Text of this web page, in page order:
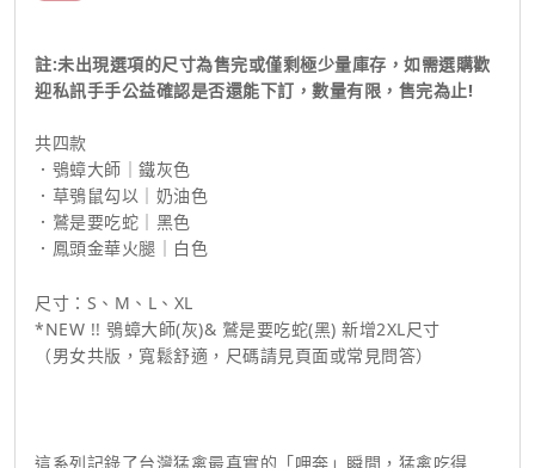
註:未出現選項的尺寸為售完或僅剩極少量庫存，如需選購歡
迎私訊手手公益確認是否還能下訂，數量有限，售完為止!
共四款
．鴞蟑大師｜鐵灰色
．草鴞鼠勾以｜奶油色
．鷲是要吃蛇｜黑色
．鳳頭金華火腿｜白色
尺寸：S、M、L、XL
*NEW !! 鴞蟑大師(灰)& 鷲是要吃蛇(黑) 新增2XL尺寸
（男女共版，寬鬆舒適，尺碼請見頁面或常見問答）
這系列記錄了台灣猛禽最真實的「呷奔」瞬間，猛禽吃得